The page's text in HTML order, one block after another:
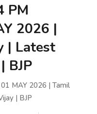
PM
2026 |
| Latest
BJP
MAY 2026 | Tamil
| BJP